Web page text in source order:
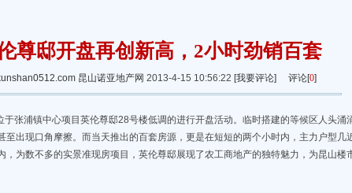
尊邸开盘再创新高，2小时劲销百套
昆山诺亚地产网 2013-4-15 10:56:22 [我要评论] 评论[0]
于张浦镇中心项目英伦尊邸28号楼低调的进行开盘活动。临时搭建的等候区人头涌
至出现口角摩擦。而当天推出的百套房源，更是在短短的两个小时内，主力户型几
，为数不多的实景准现房项目，英伦尊邸展现了农工商地产的独特魅力，为昆山楼